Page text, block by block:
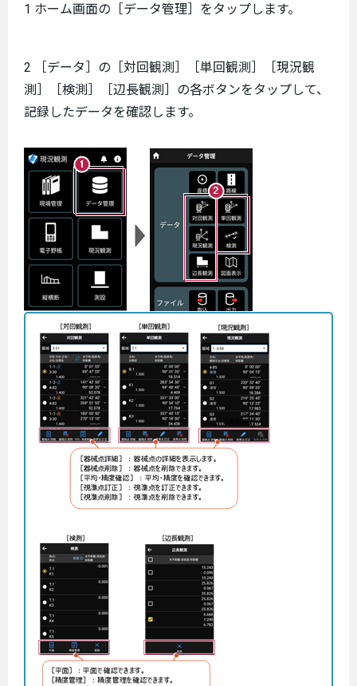
1 ホーム画面の［データ管理］をタップします。
2 ［データ］の［対回観測］［単回観測］［現況観
測］［検測］［辺長観測］の各ボタンをタップして、
記録したデータを確認します。